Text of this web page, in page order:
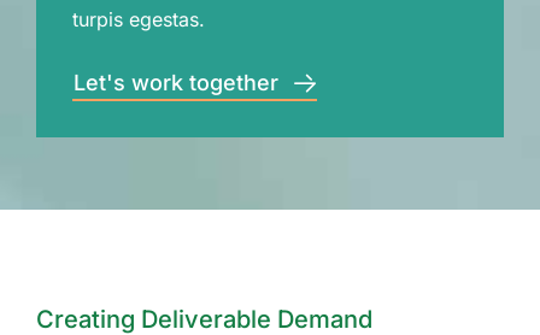
turpis egestas.
Let's work together
Creating Deliverable Demand